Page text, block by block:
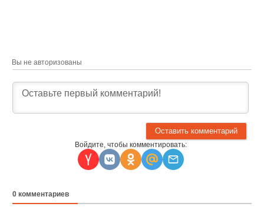
Вы не авторизованы
Войдите, чтобы комментировать:
0 комментариев